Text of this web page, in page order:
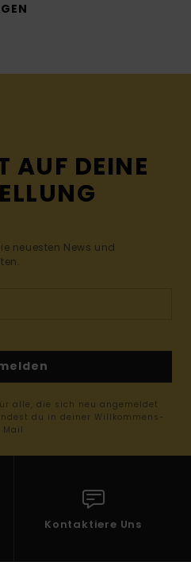
AUF DEINE
neuesten News und
alle, die sich neu angemeldet
du in deiner Willkommens-
Mail
Kontaktiere Uns